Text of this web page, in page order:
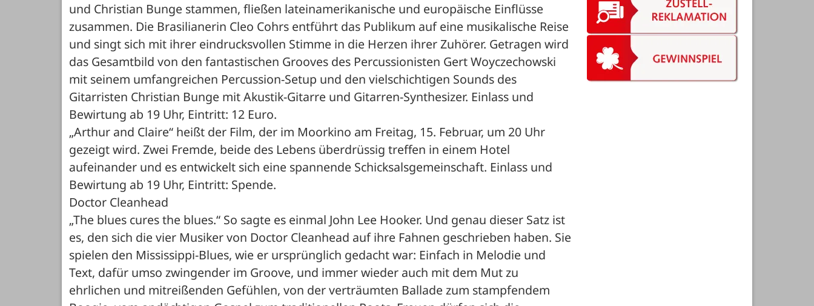
und Christian Bunge stammen, fließen lateinamerikanische und europäische Einflüsse
zusammen. Die Brasilianerin Cleo Cohrs entführt das Publikum auf eine musikalische Reise
und singt sich mit ihrer eindrucksvollen Stimme in die Herzen ihrer Zuhörer. Getragen wird
das Gesamtbild von den fantastischen Grooves des Percussionisten Gert Woyczechowski
mit seinem umfangreichen Percussion-Setup und den vielschichtigen Sounds des
Gitarristen Christian Bunge mit Akustik-Gitarre und Gitarren-Synthesizer. Einlass und
Bewirtung ab 19 Uhr, Eintritt: 12 Euro.
„Arthur and Claire“ heißt der Film, der im Moorkino am Freitag, 15. Februar, um 20 Uhr
gezeigt wird. Zwei Fremde, beide des Lebens überdrüssig treffen in einem Hotel
aufeinander und es entwickelt sich eine spannende Schicksalsgemeinschaft. Einlass und
Bewirtung ab 19 Uhr, Eintritt: Spende.
Doctor Cleanhead
„The blues cures the blues.“ So sagte es einmal John Lee Hooker. Und genau dieser Satz ist
es, den sich die vier Musiker von Doctor Cleanhead auf ihre Fahnen geschrieben haben. Sie
spielen den Mississippi-Blues, wie er ursprünglich gedacht war: Einfach in Melodie und
Text, dafür umso zwingender im Groove, und immer wieder auch mit dem Mut zu
ehrlichen und mitreißenden Gefühlen, von der verträumten Ballade zum stampfendem